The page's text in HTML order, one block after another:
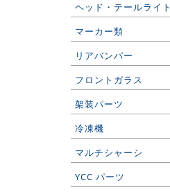
ヘッド・テールライト
マーカー類
リアバンパー
フロントガラス
架装パーツ
冷凍機
マルチシャーシ
YCC パーツ